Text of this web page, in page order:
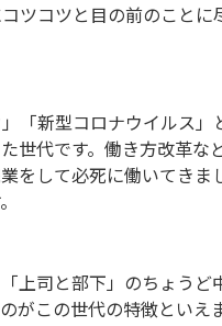
ツコツと目の前のこと
「新型コロナウイルス
世代です。働き方改革な
をして必死に働いてきま
上司と部下」のちょうど
がこの世代の特徴といえ